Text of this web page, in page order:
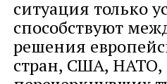
ситуация только
способствуют
решения
стран, США, НАТО,